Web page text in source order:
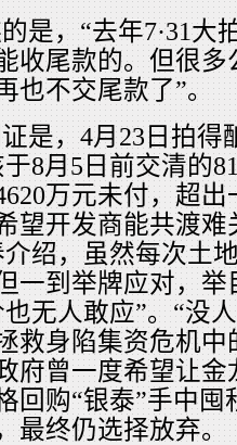
是，“去年7·31大
收尾款的。但很
也不交尾款了”。
是，4月23日拍得
于8月5日前交清的
万元未付，超
望开发商能共渡
介绍，虽然每次土
一到举牌应对，
无人敢应”。“没
救身陷集资危机中
府曾一度希望让
回购“银泰”手中
最终仍选择放弃。